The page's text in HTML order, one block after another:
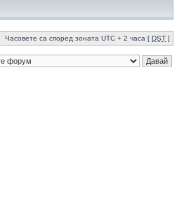
Часовете са според зоната UTC + 2 часа [ DST ]